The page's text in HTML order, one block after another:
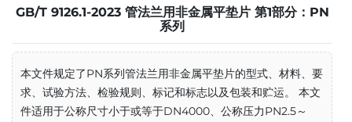
GB/T 9126.1-2023 管法兰用非金属平垫片 第1部分：PN
系列
本文件规定了PN系列管法兰用非金属平垫片的型式、材料、要
求、试验方法、检验规则、标记和标志以及包装和贮运。 本文
件适用于公称尺寸小于或等于DN4000、公称压力PN2.5～